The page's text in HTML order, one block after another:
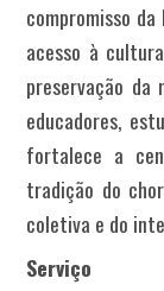
compromisso
acesso à
preservação da
educadores,
fortalece a
tradição do
coletiva e do
Serviço